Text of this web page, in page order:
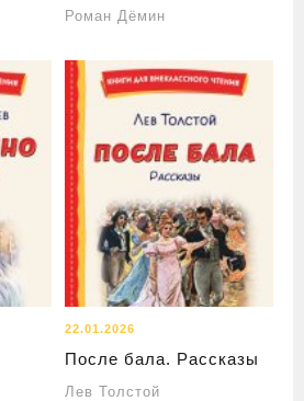
Роман Дёмин
22.01.2026
После бала. Рассказы
Лев Толстой